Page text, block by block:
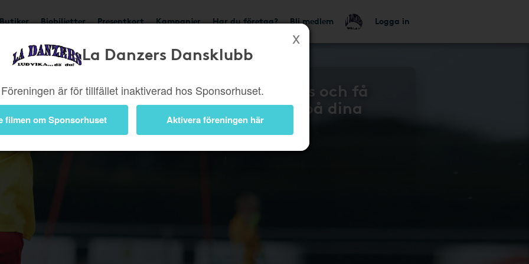
Butiker Biobiljetter Presentkort Kampanjer Har du företag? Bli medlem Logga in
La Danzers Dansklubb
Föreningen är för tillfället inaktiverad hos Sponsorhuset.
filmen om Sponsorhuset Aktivera föreningen här
Bli medlem gratis och få
pengar tillbaka på dina
nätköp från 604
nätbutiker!